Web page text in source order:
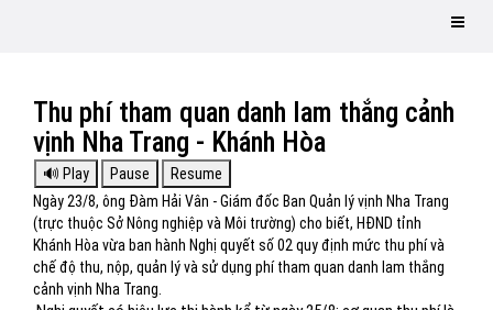
Thu phí tham quan danh lam thắng cảnh
vịnh Nha Trang - Khánh Hòa
Ngày 23/8, ông Đàm Hải Vân - Giám đốc Ban Quản lý vịnh Nha Trang
(trực thuộc Sở Nông nghiệp và Môi trường) cho biết, HĐND tỉnh
Khánh Hòa vừa ban hành Nghị quyết số 02 quy định mức thu phí và
chế độ thu, nộp, quản lý và sử dụng phí tham quan danh lam thắng
cảnh vịnh Nha Trang.